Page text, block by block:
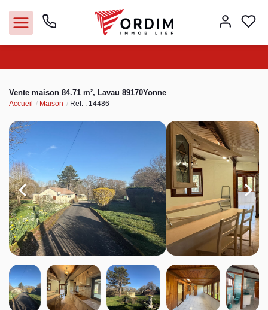
Acheter
Louer
Vendre
Immobilier pro
Faire gérer
Syndic
Espace client
Vente maison 84.71 m², Lavau 89170Yonne
Accueil Maison Ref. : 14486